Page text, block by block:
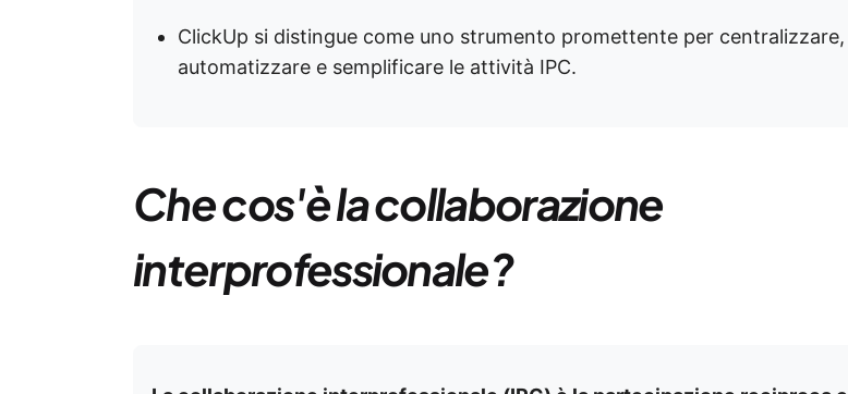
ClickUp si distingue come uno strumento promettente per centralizzare,
automatizzare e semplificare le attività IPC.
Che cos'è la collaborazione
interprofessionale?